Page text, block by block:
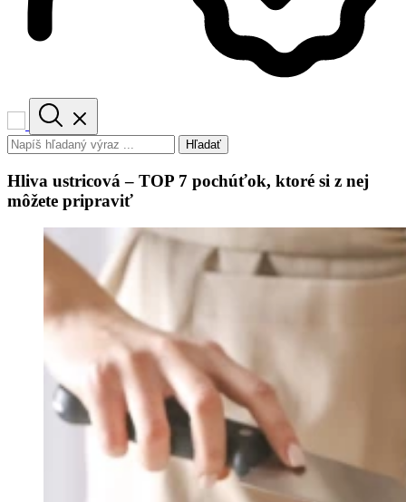
Hľadať
Hliva ustricová – TOP 7 pochúťok, ktoré si z nej
môžete pripraviť